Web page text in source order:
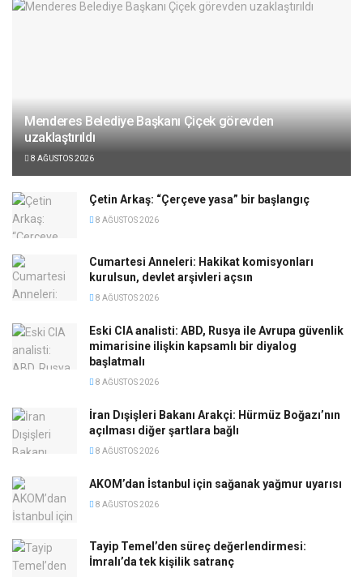
Menderes Belediye Başkanı Çiçek görevden
uzaklaştırıldı
8 AĞUSTOS 2026
Çetin Arkaş: “Çerçeve yasa” bir başlangıç
8 AĞUSTOS 2026
Cumartesi Anneleri: Hakikat komisyonları
kurulsun, devlet arşivleri açsın
8 AĞUSTOS 2026
Eski CIA analisti: ABD, Rusya ile Avrupa güvenlik
mimarisine ilişkin kapsamlı bir diyalog
başlatmalı
8 AĞUSTOS 2026
İran Dışişleri Bakanı Arakçi: Hürmüz Boğazı’nın
açılması diğer şartlara bağlı
8 AĞUSTOS 2026
AKOM’dan İstanbul için sağanak yağmur uyarısı
8 AĞUSTOS 2026
Tayip Temel’den süreç değerlendirmesi:
İmralı’da tek kişilik satranç